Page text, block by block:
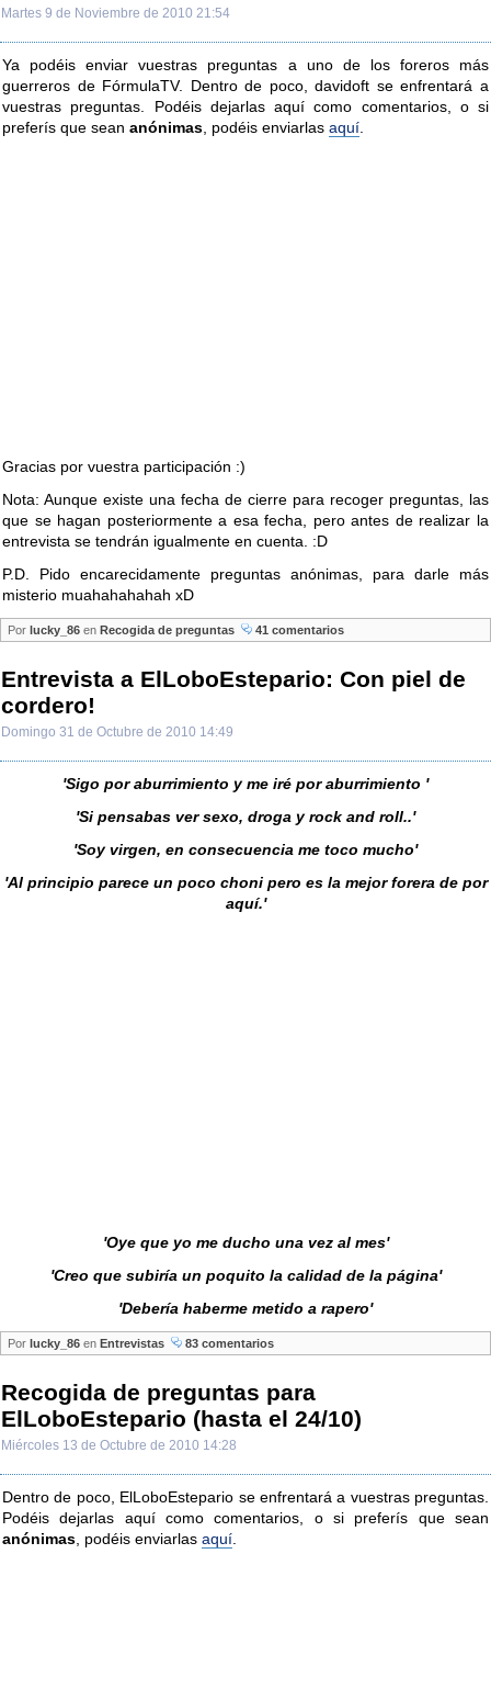
Martes 9 de Noviembre de 2010 21:54
Ya podéis enviar vuestras preguntas a uno de los foreros más
guerreros de FórmulaTV. Dentro de poco, davidoft se enfrentará a
vuestras preguntas. Podéis dejarlas aquí como comentarios, o si
preferís que sean anónimas , podéis enviarlas aquí
Gracias por vuestra participación :)
Nota: Aunque existe una fecha de cierre para recoger preguntas, las
que se hagan posteriormente a esa fecha, pero antes de realizar la
entrevista se tendrán igualmente en cuenta. :D
P.D. Pido encarecidamente preguntas anónimas, para darle más
misterio muahahahahah xD
Por lucky_86 en Recogida de preguntas 41 comentarios
Entrevista a ElLoboEstepario: Con piel de
cordero!
Domingo 31 de Octubre de 2010 14:49
'Sigo por aburrimiento y me iré por aburrimiento '
'Si pensabas ver sexo, droga y rock and roll..'
'Soy virgen, en consecuencia me toco mucho'
'Al principio parece un poco choni pero es la mejor forera de por
aquí.'
'Oye que yo me ducho una vez al mes'
'Creo que subiría un poquito la calidad de la página'
'Debería haberme metido a rapero'
Por lucky_86 en Entrevistas 83 comentarios
Recogida de preguntas para
ElLoboEstepario (hasta el 24/10)
Miércoles 13 de Octubre de 2010 14:28
Dentro de poco, ElLoboEstepario se enfrentará a vuestras preguntas.
Podéis dejarlas aquí como comentarios, o si preferís que sean
anónimas , podéis enviarlas aquí